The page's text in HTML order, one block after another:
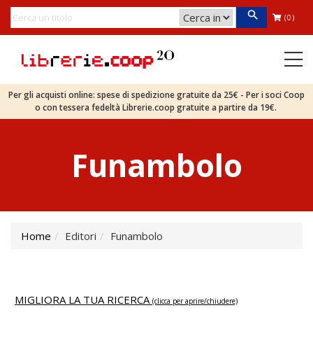
(0)
Per gli acquisti online: spese di spedizione gratuite da 25€ - Per i soci Coop
o con tessera fedeltà Librerie.coop gratuite a partire da 19€.
Funambolo
Home Editori Funambolo
MIGLIORA LA TUA RICERCA (clicca per aprire/chiudere)